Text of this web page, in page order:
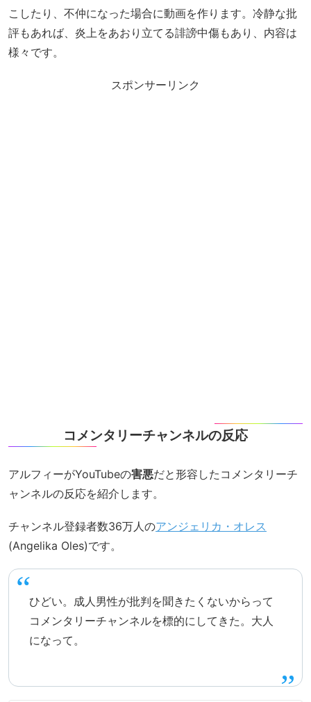
こしたり、不仲になった場合に動画を作ります。冷静な批
評もあれば、炎上をあおり立てる誹謗中傷もあり、内容は
様々です。
スポンサーリンク
コメンタリーチャンネルの反応
アルフィーがYouTubeの害悪だと形容したコメンタリーチ
ャンネルの反応を紹介します。
チャンネル登録者数36万人のアンジェリカ・オレス
(Angelika Oles)です。
ひどい。成人男性が批判を聞きたくないからって
コメンタリーチャンネルを標的にしてきた。大人
になって。